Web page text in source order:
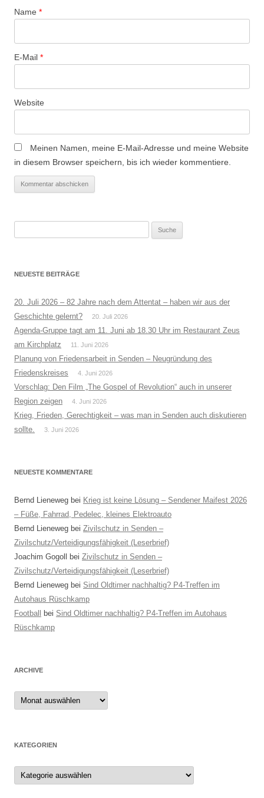
i
n
Name *
E-Mail *
Website
Meinen Namen, meine E-Mail-Adresse und meine Website
in diesem Browser speichern, bis ich wieder kommentiere.
NEUESTE BEITRÄGE
20. Juli 2026 – 82 Jahre nach dem Attentat – haben wir aus der
Geschichte gelernt?
20. Juli 2026
Agenda-Gruppe tagt am 11. Juni ab 18.30 Uhr im Restaurant Zeus
am Kirchplatz
11. Juni 2026
Planung von Friedensarbeit in Senden – Neugründung des
Friedenskreises
4. Juni 2026
Vorschlag: Den Film „The Gospel of Revolution“ auch in unserer
Region zeigen
4. Juni 2026
Krieg, Frieden, Gerechtigkeit – was man in Senden auch diskutieren
sollte.
3. Juni 2026
NEUESTE KOMMENTARE
Bernd Lieneweg bei Krieg ist keine Lösung – Sendener Maifest 2026
– Füße, Fahrrad, Pedelec, kleines Elektroauto
Bernd Lieneweg bei Zivilschutz in Senden –
Zivilschutz/Verteidigungsfähigkeit (Leserbrief)
Joachim Gogoll
bei Zivilschutz in Senden –
Zivilschutz/Verteidigungsfähigkeit (Leserbrief)
Bernd Lieneweg bei Sind Oldtimer nachhaltig? P4-Treffen im
Autohaus Rüschkamp
Football
bei Sind Oldtimer nachhaltig? P4-Treffen im Autohaus
Rüschkamp
ARCHIVE
Archive
KATEGORIEN
Kategorien